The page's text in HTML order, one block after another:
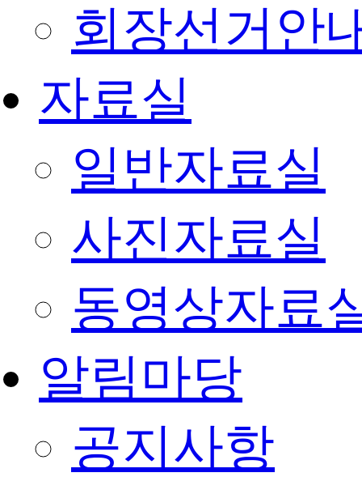
회장선거안
자료실
일반자료실
사진자료실
동영상자료
알림마당
공지사항